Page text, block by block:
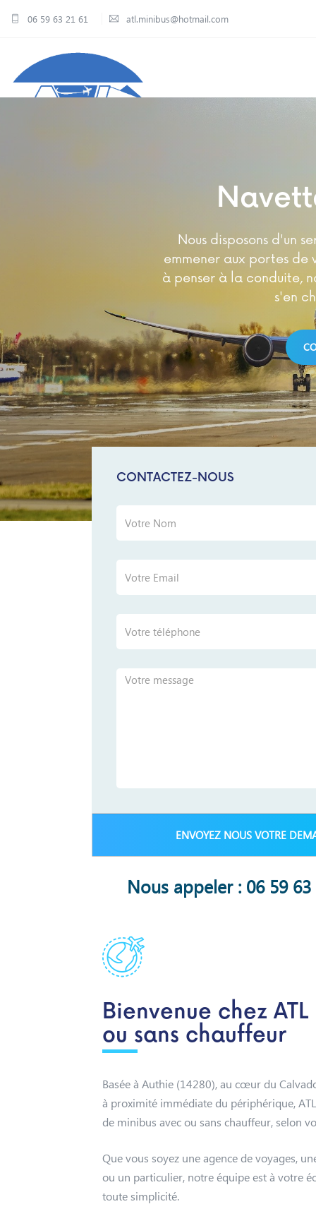
06 59 63 21 61 atl.minibus@hotmail.com
Location de minibus
sans chauffeur
Nous vous accompagnons dans
déplacements sur des longues ou
de la
Nous disposons d'un
emmener aux portes de
à penser à la conduite,
s'en
Nos équipes
CONTACTEZ-NOUS
Nous appeler : 06 59 63
Bienvenue chez
ou sans chauffeur
Basée à Authie (14280), au cœur du
à proximité immédiate du périphérique,
de minibus avec ou sans chauffeur, selon
Que vous soyez une agence de voyages,
ou un particulier, notre équipe est à votre
toute simplicité.